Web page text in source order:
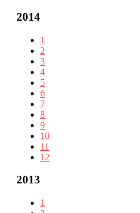
2014
1
2
3
4
5
6
7
8
9
10
11
12
2013
1